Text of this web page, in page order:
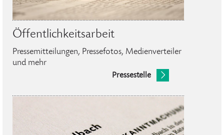
Öffentlichkeitsarbeit
Pressemitteilungen, Pressefotos, Medienverteiler
und mehr
Pressestelle